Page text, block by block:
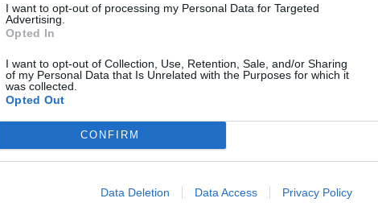
I want to opt-out of processing my Personal Data for Targeted
Advertising.
Opted In
I want to opt-out of Collection, Use, Retention, Sale, and/or Sharing
of my Personal Data that Is Unrelated with the Purposes for which it
was collected.
Opted Out
CONFIRM
Data Deletion Data Access Privacy Policy